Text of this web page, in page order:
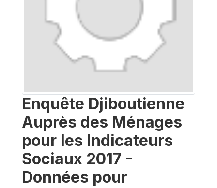
Enquête Djiboutienne
Auprès des Ménages
pour les Indicateurs
Sociaux 2017 -
Données pour